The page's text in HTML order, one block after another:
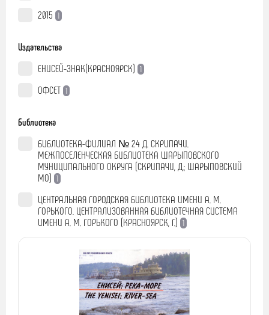
2015 1
Издательства
ЕНИСЕЙ-ЗНАК(КРАСНОЯРСК) 1
ОФСЕТ 1
Библиотека
БИБЛИОТЕКА-ФИЛИАЛ № 24 Д. СКРИПАЧИ.
МЕЖПОСЕЛЕНЧЕСКАЯ БИБЛИОТЕКА ШАРЫПОВСКОГО
МУНИЦИПАЛЬНОГО ОКРУГА (СКРИПАЧИ, Д.; ШАРЫПОВСКИЙ
МО) 1
ЦЕНТРАЛЬНАЯ ГОРОДСКАЯ БИБЛИОТЕКА ИМЕНИ А. М.
ГОРЬКОГО. ЦЕНТРАЛИЗОВАННАЯ БИБЛИОТЕЧНАЯ СИСТЕМА
ИМЕНИ А. М. ГОРЬКОГО (КРАСНОЯРСК, Г.) 1